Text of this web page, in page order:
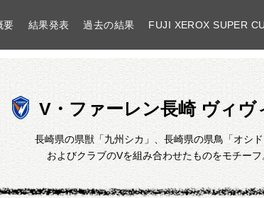
要 結果発表 過去の結果 FUJI XEROX SUPER
V・ファーレン長崎
V・ファーレン長崎 ヴィヴ
長崎県の県獣「九州シカ」、長崎県の県鳥「オシド
およびクラブのVを組み合わせたものをモチーフ